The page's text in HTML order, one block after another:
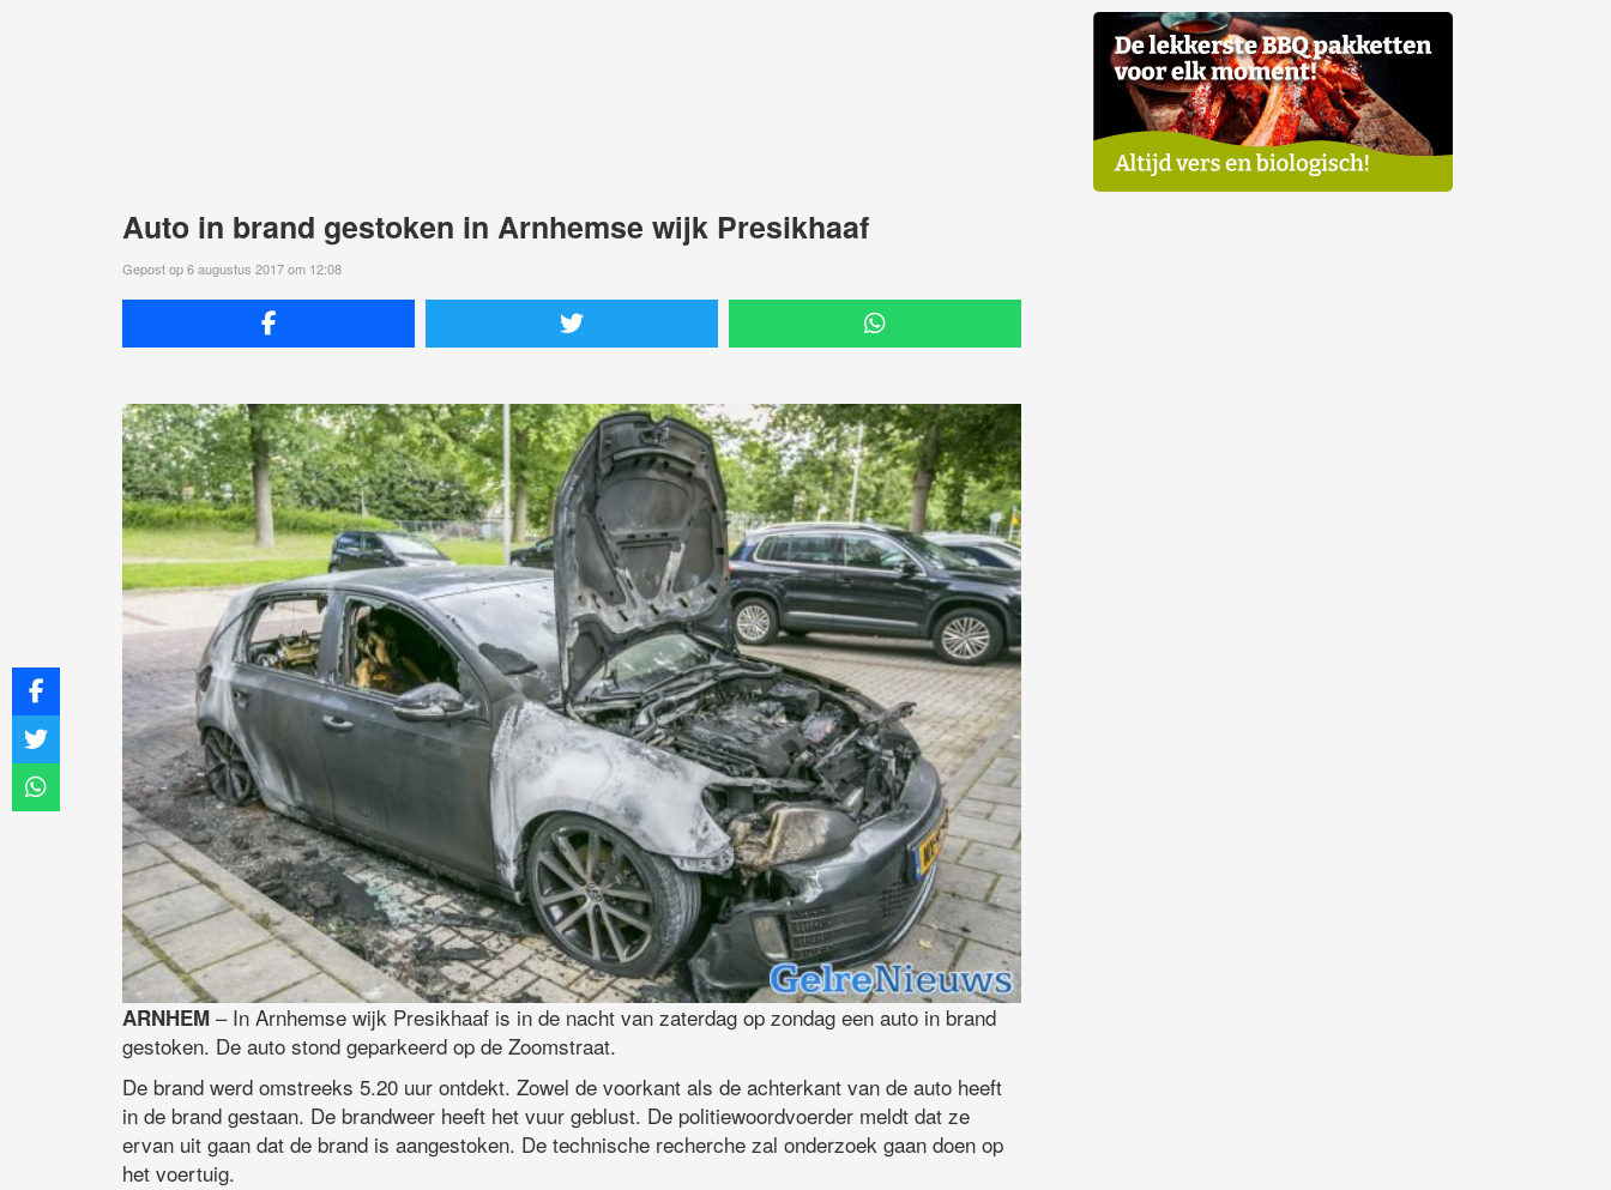
Auto in brand gestoken in Arnhemse wijk Presikhaaf
Gepost op 6 augustus 2017 om 12:08
ARNHEM – In Arnhemse wijk Presikhaaf is in de nacht van zaterdag op zondag een auto in brand
gestoken. De auto stond geparkeerd op de Zoomstraat.
De brand werd omstreeks 5.20 uur ontdekt. Zowel de voorkant als de achterkant van de auto heeft
in de brand gestaan. De brandweer heeft het vuur geblust. De politiewoordvoerder meldt dat ze
ervan uit gaan dat de brand is aangestoken. De technische recherche zal onderzoek gaan doen op
het voertuig.